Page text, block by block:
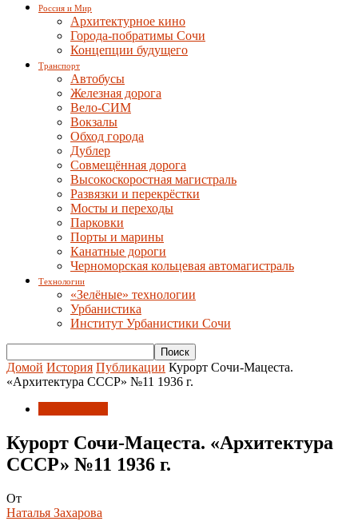
Россия и Мир
Архитектурное кино
Города-побратимы Сочи
Концепции будущего
Транспорт
Автобусы
Железная дорога
Вело-СИМ
Вокзалы
Обход города
Дублер
Совмещённая дорога
Высокоскоростная магистраль
Развязки и перекрёстки
Мосты и переходы
Парковки
Порты и марины
Канатные дороги
Черноморская кольцевая автомагистраль
Технологии
«Зелёные» технологии
Урбанистика
Институт Урбанистики Сочи
Домой История Публикации Курорт Сочи-Мацеста.
«Архитектура СССР» №11 1936 г.
Курорт Сочи-Мацеста. «Архитектура
СССР» №11 1936 г.
От
Наталья Захарова